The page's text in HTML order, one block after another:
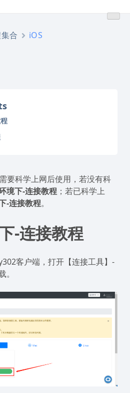
合 iOS
要科学上网后使用，若没有科
境下-连接教程 ；若已科学上
-连接教程。
-连接教程
客户端，打开【连接工具】-